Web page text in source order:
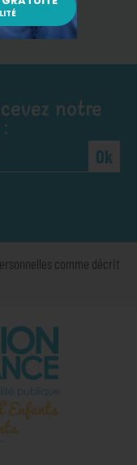
notre
Ok
comme décrit